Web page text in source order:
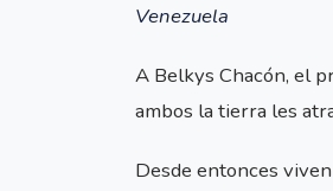
Venezuela
A Belkys Chacón, el
ambos la tierra les
Desde entonces